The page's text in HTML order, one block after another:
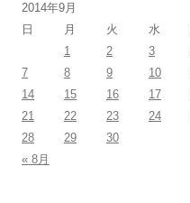
2014年9月
日
月 火 水
« 8月
1 2 3
7
8 9 10
14
15 16 17
21
22 23 24
28
29 30